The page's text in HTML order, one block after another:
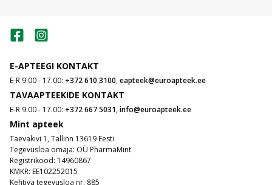
E-APTEEGI KONTAKT
E-R 9.00 - 17.00: +372 610 3100,eapteek@euroapteek.ee
TAVAAPTEEKIDE KONTAKT
E-R 9.00 - 17.00: +372 667 5031,info@euroapteek.ee
Mint apteek
Taevakivi 1, Tallinn 13619 Eesti
Tegevusloa omaja: OÜ PharmaMint
Registrikood: 14960867
KMKR: EE102252015
Kehtiva tegevusloa nr. 885